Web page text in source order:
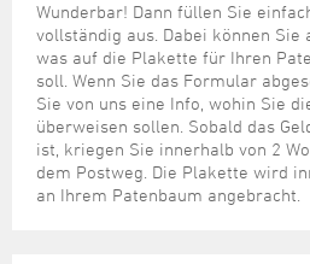
Wunderbar! Dann füllen Sie
vollständig aus. Dabei können Sie
was auf die Plakette für Ihren
soll. Wenn Sie das Formular
Sie von uns eine Info, wohin Sie
überweisen sollen. Sobald das
ist, kriegen Sie innerhalb von 2
dem Postweg. Die Plakette wird
an Ihrem Patenbaum angebracht.